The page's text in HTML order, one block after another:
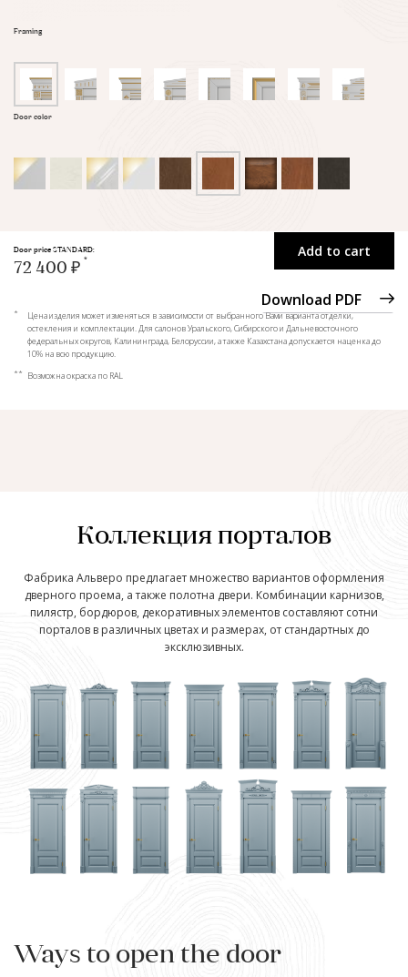
Framing
Door color
Add to cart
Download PDF
Door price STANDARD:
72 400 ₽
*
Цена изделия может изменяться в зависимости от выбранного Вами варианта отделки,
остекления и комплектации. Для салонов Уральского, Сибирского и Дальневосточного
федеральных округов, Калининграда, Белоруссии, а также Казахстана допускается наценка до
10% на всю продукцию.
** Возможна окраска по RAL
Коллекция порталов
Фабрика Альверо предлагает множество вариантов оформления
дверного проема, а также полотна двери. Комбинации карнизов,
пилястр, бордюров, декоративных элементов составляют сотни
порталов в различных цветах и размерах, от стандартных до
эксклюзивных.
Ways to open the door